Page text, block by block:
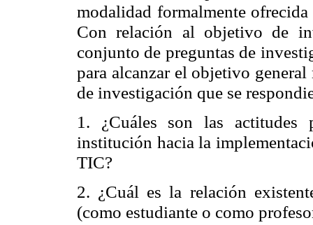
modalidad formalmente
Con relación al objetivo de
conjunto de preguntas de
para alcanzar el objetivo
de investigación que se
1. ¿Cuáles son las actitudes
institución hacia la
TIC?
2. ¿Cuál es la relación
(como estudiante o como